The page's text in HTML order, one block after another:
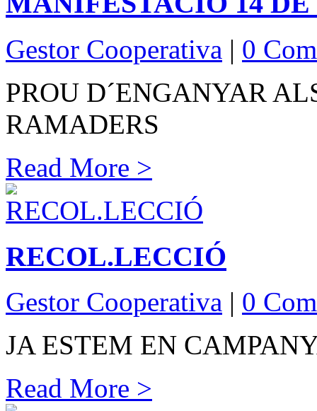
Gestor Cooperativa | 0
PROU D´ENGANYAR
RAMADERS
Read More >
RECOL.LECCIÓ
Gestor Cooperativa | 0
JA ESTEM EN
Read More >